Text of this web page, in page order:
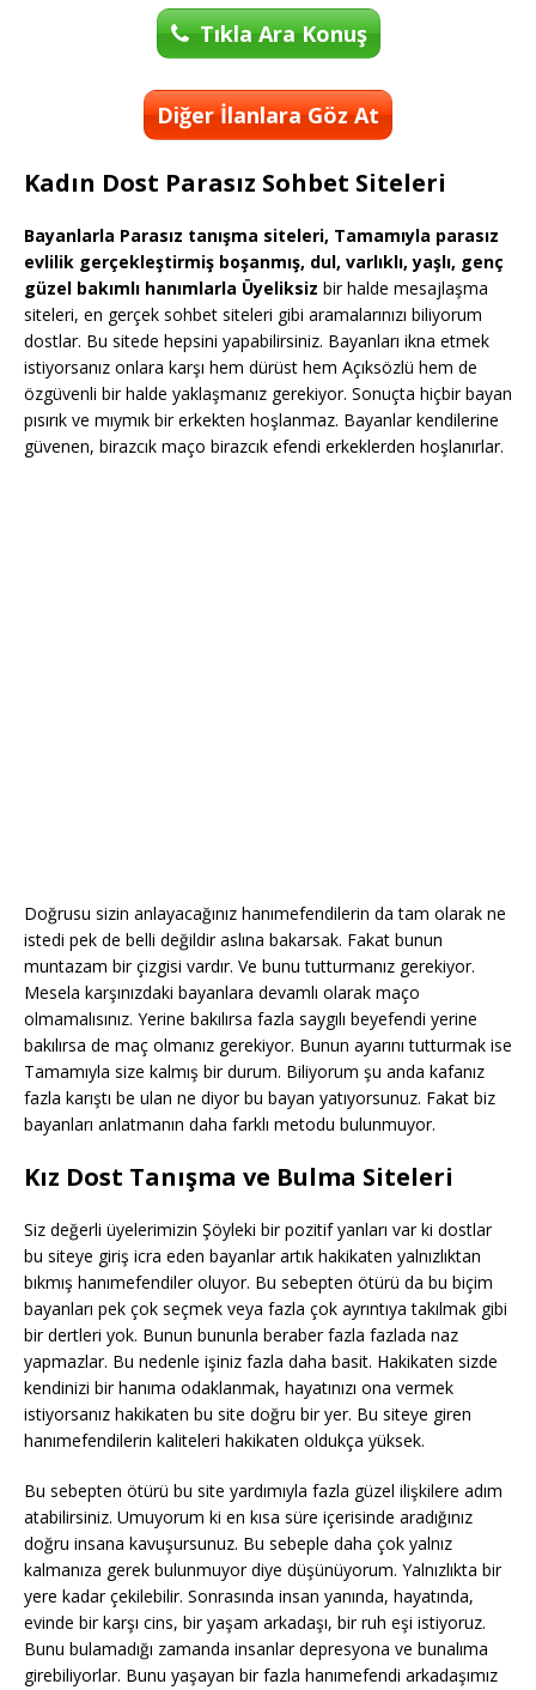
Tıkla Ara Konuş
Diğer İlanlara Göz At
Kadın Dost Parasız Sohbet Siteleri
Bayanlarla Parasız tanışma siteleri, Tamamıyla parasız
evlilik gerçekleştirmiş boşanmış, dul, varlıklı, yaşlı, genç
güzel bakımlı hanımlarla Üyeliksiz bir halde mesajlaşma
siteleri, en gerçek sohbet siteleri gibi aramalarınızı biliyorum
dostlar. Bu sitede hepsini yapabilirsiniz. Bayanları ikna etmek
istiyorsanız onlara karşı hem dürüst hem Açıksözlü hem de
özgüvenli bir halde yaklaşmanız gerekiyor. Sonuçta hiçbir bayan
pısırık ve mıymık bir erkekten hoşlanmaz. Bayanlar kendilerine
güvenen, birazcık maço birazcık efendi erkeklerden hoşlanırlar.
Doğrusu sizin anlayacağınız hanımefendilerin da tam olarak ne
istedi pek de belli değildir aslına bakarsak. Fakat bunun
muntazam bir çizgisi vardır. Ve bunu tutturmanız gerekiyor.
Mesela karşınızdaki bayanlara devamlı olarak maço
olmamalısınız. Yerine bakılırsa fazla saygılı beyefendi yerine
bakılırsa de maç olmanız gerekiyor. Bunun ayarını tutturmak ise
Tamamıyla size kalmış bir durum. Biliyorum şu anda kafanız
fazla karıştı be ulan ne diyor bu bayan yatıyorsunuz. Fakat biz
bayanları anlatmanın daha farklı metodu bulunmuyor.
Kız Dost Tanışma ve Bulma Siteleri
Siz değerli üyelerimizin Şöyleki bir pozitif yanları var ki dostlar
bu siteye giriş icra eden bayanlar artık hakikaten yalnızlıktan
bıkmış hanımefendiler oluyor. Bu sebepten ötürü da bu biçim
bayanları pek çok seçmek veya fazla çok ayrıntıya takılmak gibi
bir dertleri yok. Bunun bununla beraber fazla fazlada naz
yapmazlar. Bu nedenle işiniz fazla daha basit. Hakikaten sizde
kendinizi bir hanıma odaklanmak, hayatınızı ona vermek
istiyorsanız hakikaten bu site doğru bir yer. Bu siteye giren
hanımefendilerin kaliteleri hakikaten oldukça yüksek.
Bu sebepten ötürü bu site yardımıyla fazla güzel ilişkilere adım
atabilirsiniz. Umuyorum ki en kısa süre içerisinde aradığınız
doğru insana kavuşursunuz. Bu sebeple daha çok yalnız
kalmanıza gerek bulunmuyor diye düşünüyorum. Yalnızlıkta bir
yere kadar çekilebilir. Sonrasında insan yanında, hayatında,
evinde bir karşı cins, bir yaşam arkadaşı, bir ruh eşi istiyoruz.
Bunu bulamadığı zamanda insanlar depresyona ve bunalıma
girebiliyorlar. Bunu yaşayan bir fazla hanımefendi arkadaşımız